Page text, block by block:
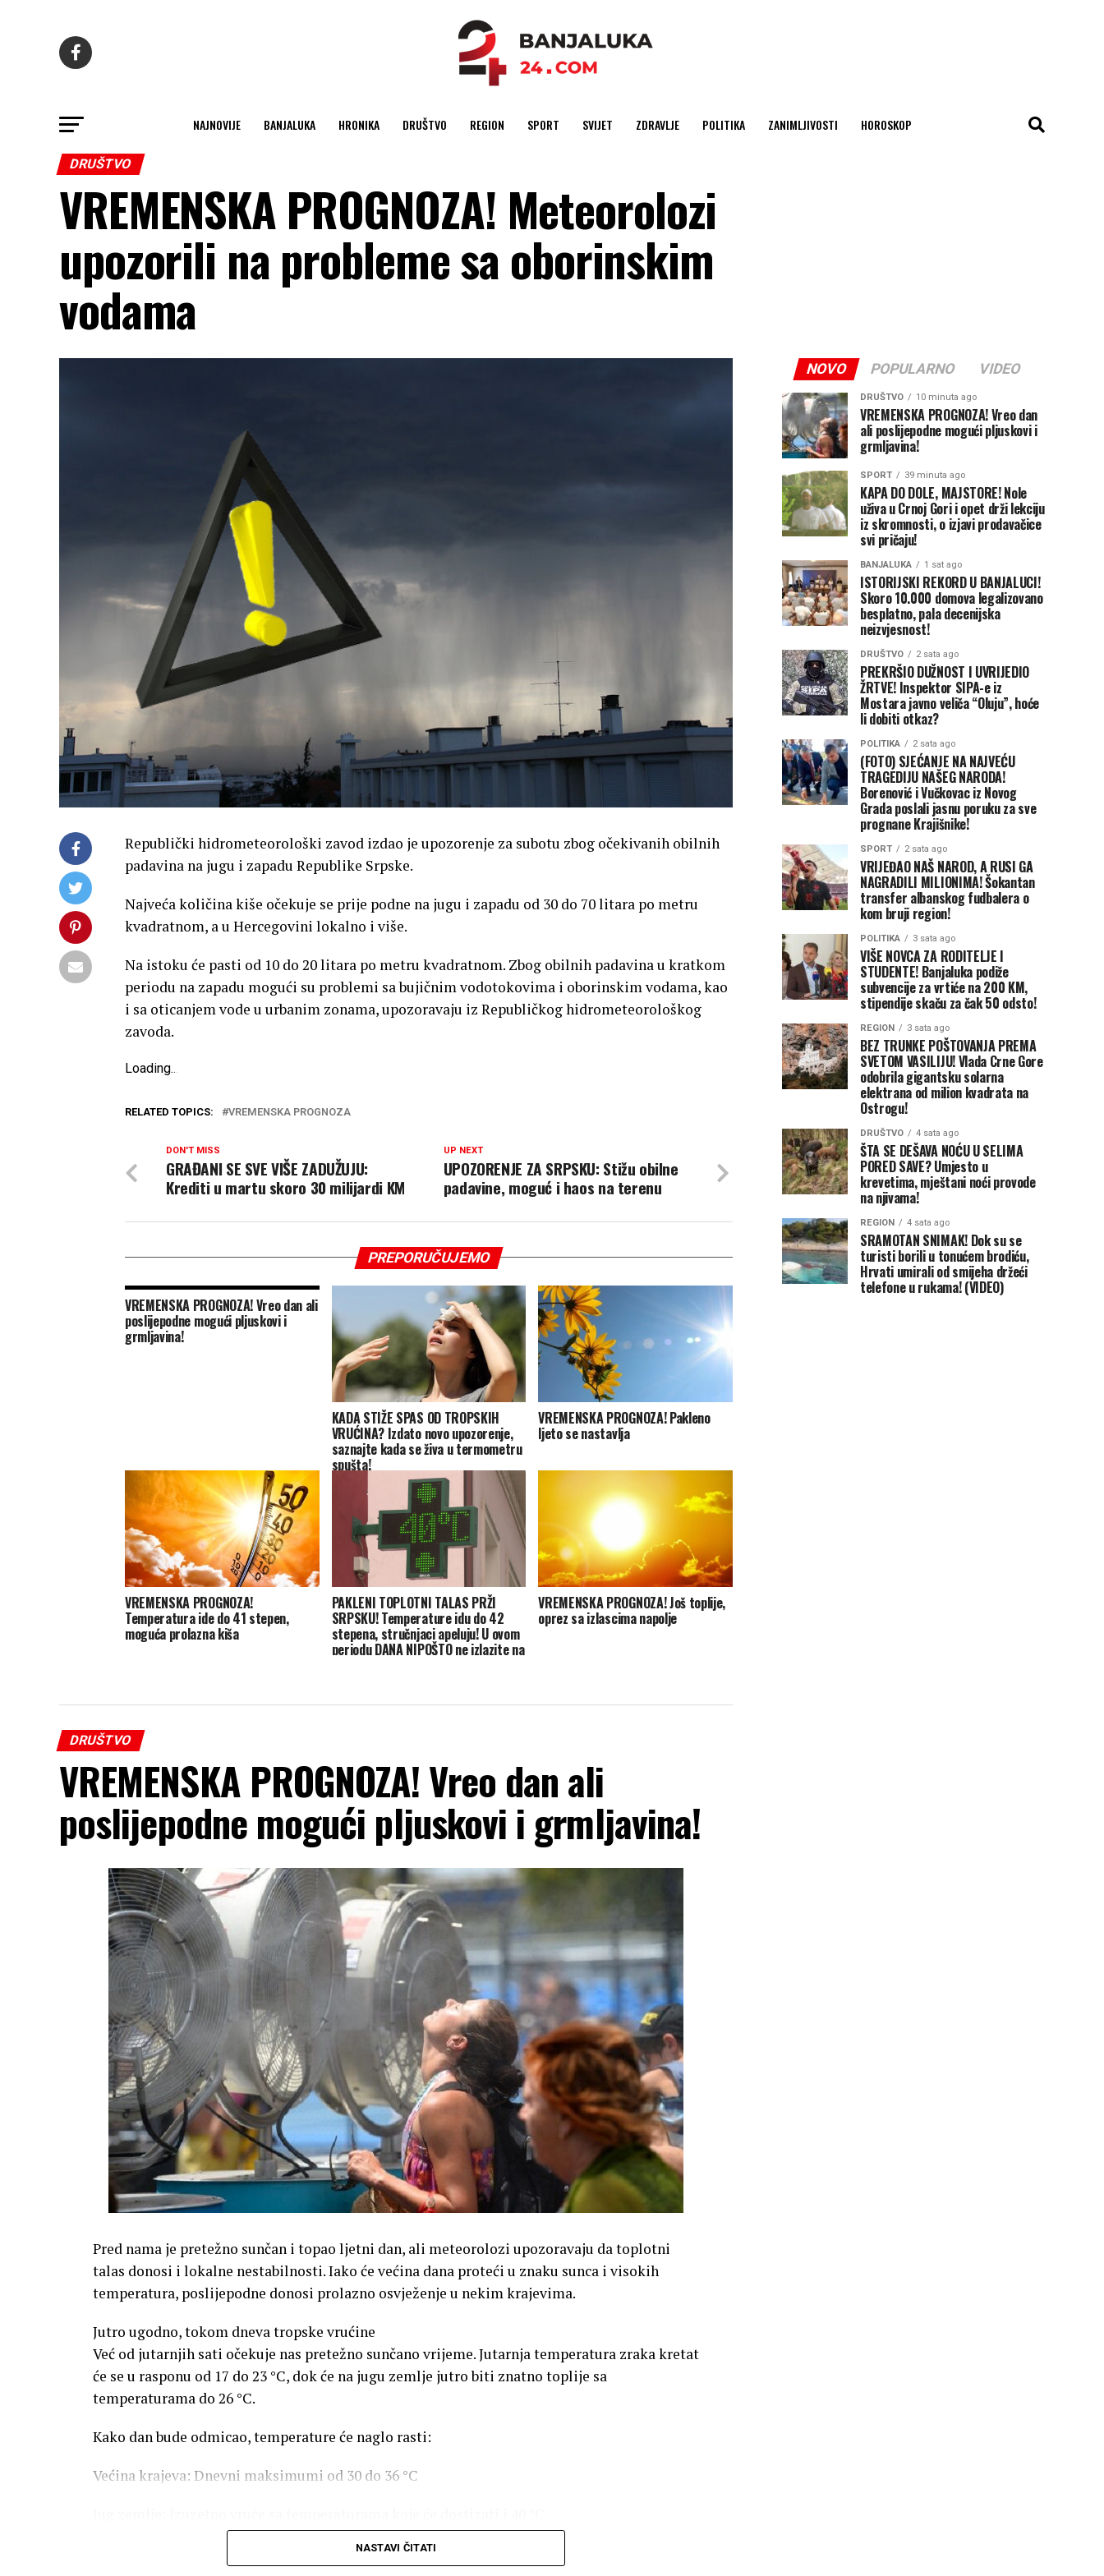
NAJNOVIJE BANJALUKA HRONIKA DRUŠTVO REGION SPORT SVIJET ZDRAVLJE POLITIKA ZANIMLJIVOSTI HOROSKOP
DRUŠTVO
VREMENSKA PROGNOZA! Meteorolozi
upozorili na probleme sa oborinskim
vodama
Republički hidrometeorološki zavod izdao je upozorenje za subotu zbog očekivanih obilnih
padavina na jugu i zapadu Republike Srpske.
Najveća količina kiše očekuje se prije podne na jugu i zapadu od 30 do 70 litara po metru
kvadratnom, a u Hercegovini lokalno i više.
Na istoku će pasti od 10 do 20 litara po metru kvadratnom. Zbog obilnih padavina u kratkom
periodu na zapadu mogući su problemi sa bujičnim vodotokovima i oborinskim vodama, kao
i sa oticanjem vode u urbanim zonama, upozoravaju iz Republičkog hidrometeorološkog
zavoda.
Loading..
RELATED TOPICS: VREMENSKA PROGNOZA
UP NEXT
UPOZORENJE ZA SRPSKU: Stižu obilne
padavine, moguć i haos na terenu
DON'T MISS
GRAĐANI SE SVE VIŠE ZADUŽUJU:
Krediti u martu skoro 30 milijardi KM
PREPORUČUJEMO
VREMENSKA PROGNOZA! Vreo dan ali
poslijepodne mogući pljuskovi i
grmljavina!
KADA STIŽE SPAS OD TROPSKIH
VRUĆINA? Izdato novo upozorenje,
saznajte kada se živa u termometru
spušta!
VREMENSKA PROGNOZA! Pakleno
ljeto se nastavlja
VREMENSKA PROGNOZA!
Temperatura ide do 41 stepen,
moguća prolazna kiša
PAKLENI TOPLOTNI TALAS PRŽI
SRPSKU! Temperature idu do 42
stepena, stručnjaci apeluju! U ovom
periodu DANA NIPOŠTO ne izlazite na
VREMENSKA PROGNOZA! Još toplije,
oprez sa izlascima napolje
DRUŠTVO
VREMENSKA PROGNOZA! Vreo dan ali
poslijepodne mogući pljuskovi i grmljavina!
Pred nama je pretežno sunčan i topao ljetni dan, ali meteorolozi upozoravaju da toplotni
talas donosi i lokalne nestabilnosti. Iako će većina dana proteći u znaku sunca i visokih
temperatura, poslijepodne donosi prolazno osvježenje u nekim krajevima.
Jutro ugodno, tokom dneva tropske vrućine
Već od jutarnjih sati očekuje nas pretežno sunčano vrijeme. Jutarnja temperatura zraka kretat
će se u rasponu od 17 do 23 °C, dok će na jugu zemlje jutro biti znatno toplije sa
temperaturama do 26 °C.
Kako dan bude odmicao, temperature će naglo rasti:
Većina krajeva: Dnevni maksimumi od 30 do 36 °C
Upozorenje za građane: Zbog izuzetno visokih temperatura, posebno na jugu, savjetuje se
NASTAVI ČITATI
NOVO POPULARNO VIDEO
DRUŠTVO 10 minuta ago
VREMENSKA PROGNOZA! Vreo dan
ali poslijepodne mogući pljuskovi i
grmljavina!
SPORT 39 minuta ago
KAPA DO DOLE, MAJSTORE! Nole
uživa u Crnoj Gori i opet drži lekciju
iz skromnosti, o izjavi prodavačice
svi pričaju!
BANJALUKA 1 sat ago
ISTORIJSKI REKORD U BANJALUCI!
Skoro 10.000 domova legalizovano
besplatno, pala decenijska
neizvjesnost!
DRUŠTVO 2 sata ago
PREKRŠIO DUŽNOST I UVRIJEDIO
ŽRTVE! Inspektor SIPA-e iz
Mostara javno veliča “Oluju”, hoće
li dobiti otkaz?
POLITIKA 2 sata ago
(FOTO) SJEĆANJE NA NAJVEĆU
TRAGEDIJU NAŠEG NARODA!
Borenović i Vučkovac iz Novog
Grada poslali jasnu poruku za sve
prognane Krajišnike!
SPORT 2 sata ago
VRIJEĐAO NAŠ NAROD, A RUSI GA
NAGRADILI MILIONIMA! Šokantan
transfer albanskog fudbalera o
kom bruji region!
POLITIKA 3 sata ago
VIŠE NOVCA ZA RODITELJE I
STUDENTE! Banjaluka podiže
subvencije za vrtiće na 200 KM,
stipendije skaču za čak 50 odsto!
REGION 3 sata ago
BEZ TRUNKE POŠTOVANJA PREMA
SVETOM VASILIJU! Vlada Crne Gore
odobrila gigantsku solarna
elektrana od milion kvadrata na
Ostrogu!
DRUŠTVO 4 sata ago
ŠTA SE DEŠAVA NOĆU U SELIMA
PORED SAVE? Umjesto u
krevetima, mještani noći provode
na njivama!
REGION 4 sata ago
SRAMOTAN SNIMAK! Dok su se
turisti borili u tonućem brodiću,
Hrvati umirali od smijeha držeći
telefone u rukama! (VIDEO)